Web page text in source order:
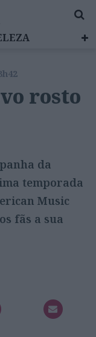
STUDIO
rosto
da
temporada
Music
fãs a sua